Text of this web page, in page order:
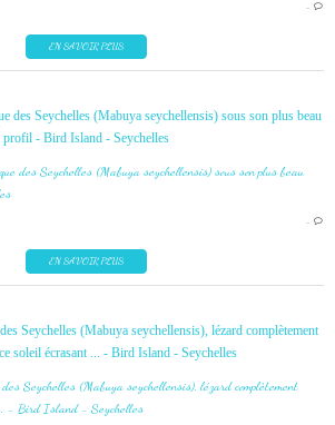
…
EN SAVOIR PLUS
des Seychelles (Mabuya seychellensis) sous son plus beau
profil - Bird Island - Seychelles
…
EN SAVOIR PLUS
Seychelles (Mabuya seychellensis), lézard complètement
soleil écrasant ... - Bird Island - Seychelles